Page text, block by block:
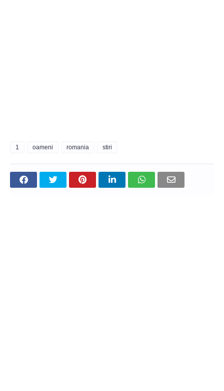
1 oameni romania stiri